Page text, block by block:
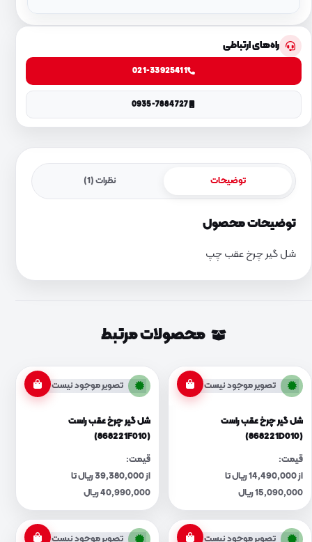
راه‌های ارتباطی
021-33925411
0935-7884727
توضیحات نظرات (1)
توضیحات محصول
شل گیر چرخ عقب چپ
محصولات مرتبط
تصویر موجود نیست
شل گیر چرخ عقب راست
(868221D010)
قیمت:
از 14,490,000 ریال تا
15,090,000 ریال
تصویر موجود نیست
شل گیر چرخ عقب راست
(868221F010)
قیمت:
از 39,380,000 ریال تا
40,990,000 ریال
تصویر موجود نیست تصویر موجود نیست